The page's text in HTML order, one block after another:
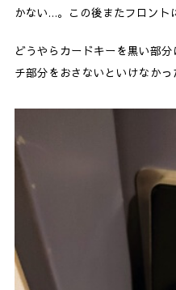
かない…。この後またフロント
どうやらカードキーを黒い部
チ部分をおさないといけなかっ